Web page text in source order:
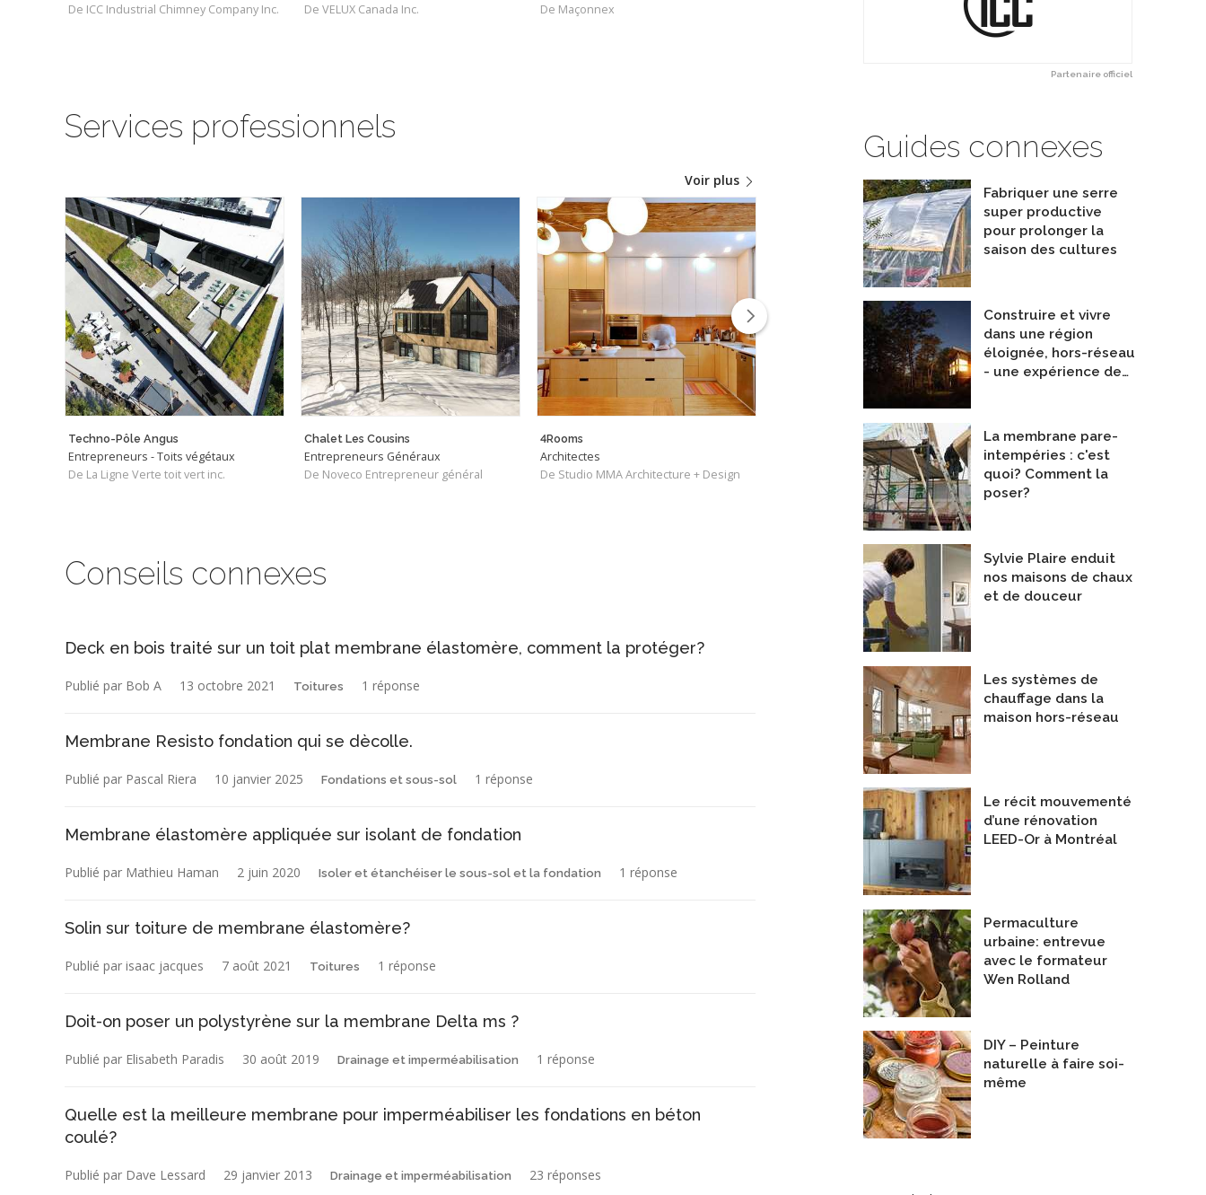
Partenaire officiel
Guides connexes
Fabriquer une serre
super productive
pour prolonger la
saison des cultures
Construire et vivre
dans une région
éloignée, hors-réseau
- une expérience de…
La membrane pare-
intempéries : c'est
quoi? Comment la
poser?
Sylvie Plaire enduit
nos maisons de chaux
et de douceur
Les systèmes de
chauffage dans la
maison hors-réseau
Le récit mouvementé
d’une rénovation
LEED-Or à Montréal
Permaculture
urbaine: entrevue
avec le formateur
Wen Rolland
DIY – Peinture
naturelle à faire soi-
même
De ICC Industrial Chimney Company Inc. De VELUX Canada Inc. De Maçonnex
Services professionnels
Voir plus
Techno-Pôle Angus
Entrepreneurs - Toits végétaux
De La Ligne Verte toit vert inc.
Chalet Les Cousins
Entrepreneurs Généraux
De Noveco Entrepreneur général
4Rooms
Architectes
De Studio MMA Architecture + Design
Entrepreneurs Généraux
De Dsconstruction
Maison de Magali et Arnaud
Entrepreneurs Généraux
De Belvedair
Conseils connexes
Deck en bois traité sur un toit plat membrane élastomère, comment la protéger?
Publié par Bob A 13 octobre 2021 Toitures 1 réponse
Membrane Resisto fondation qui se dècolle.
Publié par Pascal Riera 10 janvier 2025 Fondations et sous-sol 1 réponse
Membrane élastomère appliquée sur isolant de fondation
Publié par Mathieu Haman 2 juin 2020 Isoler et étanchéiser le sous-sol et la fondation 1 réponse
Solin sur toiture de membrane élastomère?
Publié par isaac jacques 7 août 2021 Toitures 1 réponse
Doit-on poser un polystyrène sur la membrane Delta ms ?
Publié par Elisabeth Paradis 30 août 2019 Drainage et imperméabilisation 1 réponse
Quelle est la meilleure membrane pour imperméabiliser les fondations en béton
coulé?
Publié par Dave Lessard 29 janvier 2013 Drainage et imperméabilisation 23 réponses